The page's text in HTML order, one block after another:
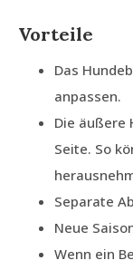
Vorteile
Das
anpassen.
Die äußere
Seite. So
Separate
Neue
Wenn ein